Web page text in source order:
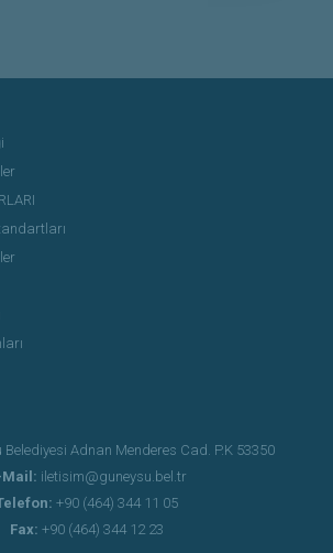
Belediyesi Adnan Menderes Cad. P.K 53350
Mail: iletisim@guneysu.bel.tr
+90 (464) 344 11 05
Fax: +90 (464) 344 12 23